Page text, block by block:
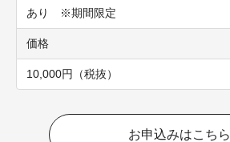
あり ※期間限定
価格
10,000円（税抜）
お申込みはこちら